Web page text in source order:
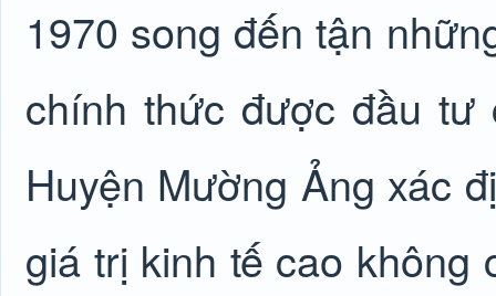
1970 song đến tận
chính thức được đầu tư
Huyện Mường Ảng xác
giá trị kinh tế cao không